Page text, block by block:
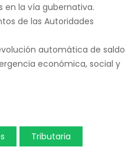
en la vía gubernativa.
de las Autoridades
automática de saldo
económica, social y
Tributaria